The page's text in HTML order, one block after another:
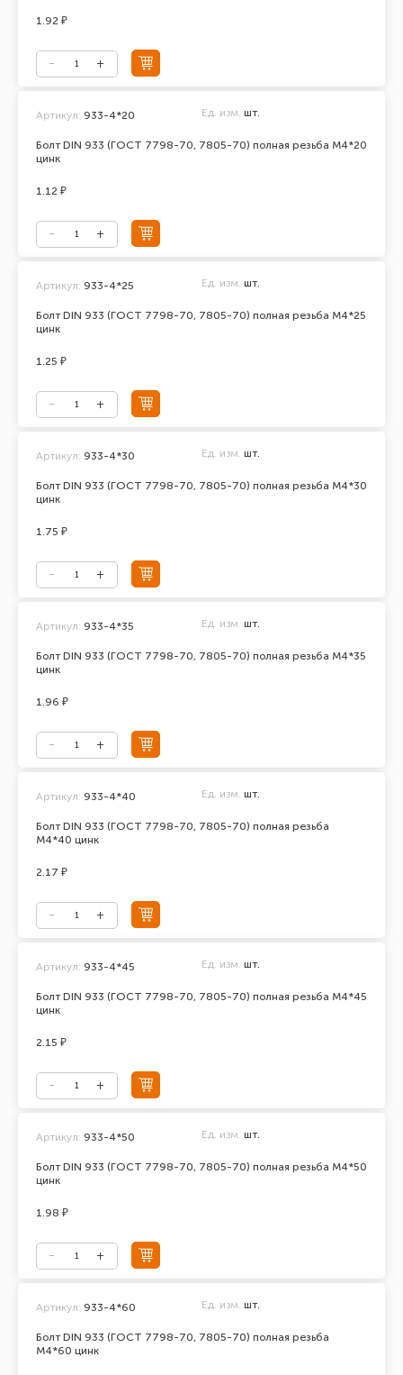
1.92 ₽
Болт DIN 933 (ГОСТ 7798-70, 7805-70) полная резьба М4*20
цинк
Артикул: 933-4*20 Ед. изм. шт.
1.12 ₽
Болт DIN 933 (ГОСТ 7798-70, 7805-70) полная резьба М4*25
цинк
Артикул: 933-4*25 Ед. изм. шт.
1.25 ₽
Болт DIN 933 (ГОСТ 7798-70, 7805-70) полная резьба М4*30
цинк
Артикул: 933-4*30 Ед. изм. шт.
1.75 ₽
Болт DIN 933 (ГОСТ 7798-70, 7805-70) полная резьба М4*35
цинк
Артикул: 933-4*35 Ед. изм. шт.
1.96 ₽
Болт DIN 933 (ГОСТ 7798-70, 7805-70) полная резьба
М4*40 цинк
Артикул: 933-4*40 Ед. изм. шт.
2.17 ₽
Болт DIN 933 (ГОСТ 7798-70, 7805-70) полная резьба М4*45
цинк
Артикул: 933-4*45 Ед. изм. шт.
2.15 ₽
Болт DIN 933 (ГОСТ 7798-70, 7805-70) полная резьба М4*50
цинк
Артикул: 933-4*50 Ед. изм. шт.
1.98 ₽
Болт DIN 933 (ГОСТ 7798-70, 7805-70) полная резьба
М4*60 цинк
Артикул: 933-4*60 Ед. изм. шт.